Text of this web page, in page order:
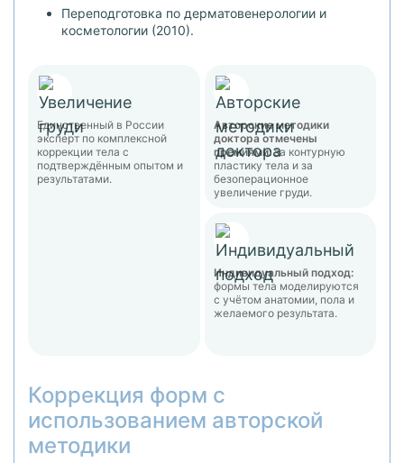
Переподготовка по дерматовенерологии и
косметологии (2010).
Единственный в России
эксперт по комплексной
коррекции тела с
подтверждённым опытом и
результатами.
Авторские методики
доктора отмечены
премиями:за контурную
пластику тела и за
безоперационное
увеличение груди.
Индивидуальный подход:
формы тела моделируются
с учётом анатомии, пола и
желаемого результата.
Коррекция форм с
использованием авторской
методики